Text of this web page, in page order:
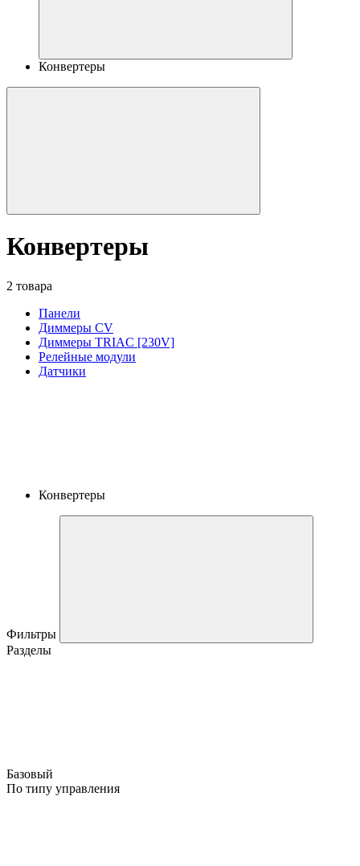
Конвертеры
Конвертеры
2 товара
Панели
Диммеры CV
Диммеры TRIAC [230V]
Релейные модули
Датчики
Конвертеры
Фильтры
Разделы
Базовый
По типу управления